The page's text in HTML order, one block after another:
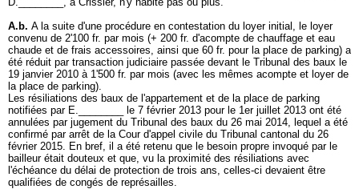
A.b. A la suite d'une procédure en contestation du loyer initial, le loyer
convenu de 2'100 fr. par mois (+ 200 fr. d'acompte de chauffage et eau
chaude et de frais accessoires, ainsi que 60 fr. pour la place de parking) a
été réduit par transaction judiciaire passée devant le Tribunal des baux le
19 janvier 2010 à 1'500 fr. par mois (avec les mêmes acompte et loyer de
la place de parking).
Les résiliations des baux de l'appartement et de la place de parking
notifiées par E.________ le 7 février 2013 pour le 1er juillet 2013 ont été
annulées par jugement du Tribunal des baux du 26 mai 2014, lequel a été
confirmé par arrêt de la Cour d'appel civile du Tribunal cantonal du 26
février 2015. En bref, il a été retenu que le besoin propre invoqué par le
bailleur était douteux et que, vu la proximité des résiliations avec
l'échéance du délai de protection de trois ans, celles-ci devaient être
qualifiées de congés de représailles.